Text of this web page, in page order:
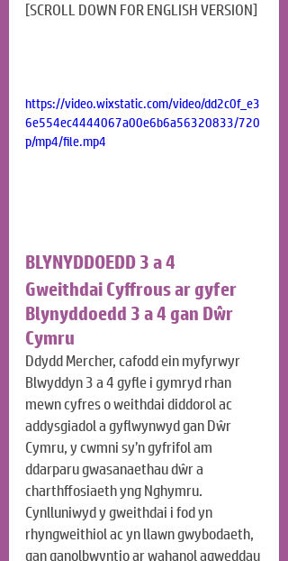
[SCROLL DOWN FOR ENGLISH VERSION]
https://video.wixstatic.com/video/dd2c0f_e3
6e554ec4444067a00e6b6a56320833/720
p/mp4/file.mp4
BLYNYDDOEDD 3 a 4
Gweithdai Cyffrous ar gyfer
Blynyddoedd 3 a 4 gan Dŵr
Cymru
Ddydd Mercher, cafodd ein myfyrwyr
Blwyddyn 3 a 4 gyfle i gymryd rhan
mewn cyfres o weithdai diddorol ac
addysgiadol a gyflwynwyd gan Dŵr
Cymru, y cwmni sy’n gyfrifol am
ddarparu gwasanaethau dŵr a
charthffosiaeth yng Nghymru.
Cynlluniwyd y gweithdai i fod yn
rhyngweithiol ac yn llawn gwybodaeth,
gan ganolbwyntio ar wahanol agweddau